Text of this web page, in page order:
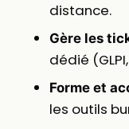
distance.
Gère les
dédié
Forme et
les outils